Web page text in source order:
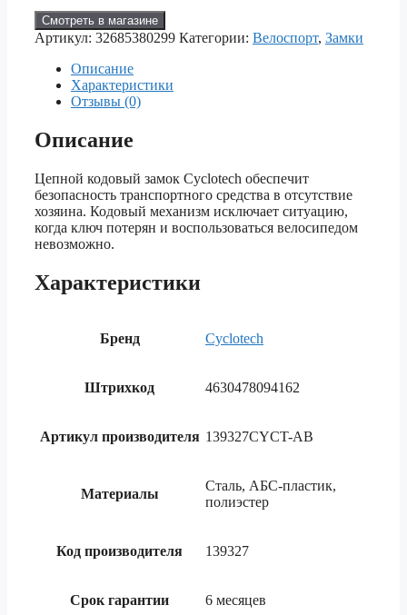
Смотреть в магазине
Артикул: 32685380299 Категории: Велоспорт, Замки
Описание
Характеристики
Отзывы (0)
Описание
Цепной кодовый замок Cyclotech обеспечит
безопасность транспортного средства в отсутствие
хозяина. Кодовый механизм исключает ситуацию,
когда ключ потерян и воспользоваться велосипедом
невозможно.
Характеристики
Бренд Cyclotech
Штрихкод 4630478094162
Артикул производителя 139327CYCT-AB
Материалы
Сталь, АБС-пластик,
полиэстер
Код производителя 139327
Срок гарантии 6 месяцев